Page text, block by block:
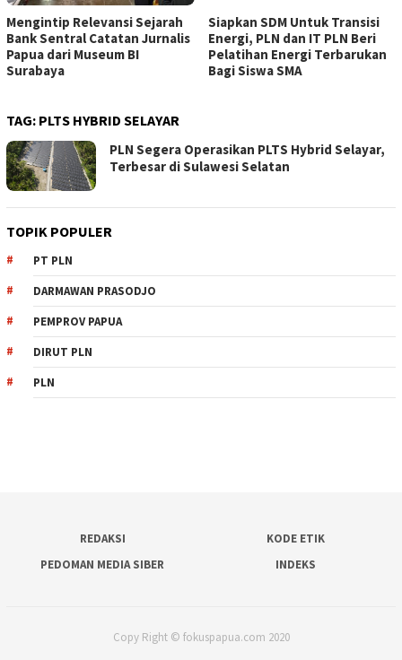
Mengintip Relevansi Sejarah
Bank Sentral Catatan Jurnalis
Papua dari Museum BI
Surabaya
Siapkan SDM Untuk Transisi
Energi, PLN dan IT PLN Beri
Pelatihan Energi Terbarukan
Bagi Siswa SMA
TAG: PLTS HYBRID SELAYAR
PLN Segera Operasikan PLTS Hybrid Selayar,
Terbesar di Sulawesi Selatan
TOPIK POPULER
PT PLN
DARMAWAN PRASODJO
PEMPROV PAPUA
DIRUT PLN
PLN
REDAKSI
KODE ETIK
PEDOMAN MEDIA SIBER
INDEKS
Copy Right © fokuspapua.com 2020